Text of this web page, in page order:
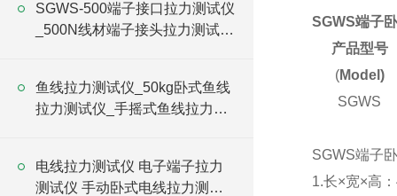
SGWS-500端子接口拉力测试仪
_500N线材端子接头拉力测试仪
鱼线拉力测试仪_50kg卧式鱼线
拉力测试仪_手摇式鱼线拉力试
电线拉力测试仪 电子端子拉力
测试仪 手动卧式电线拉力测试
SGWS端子
产品型号
(Model)
SGWS
SGWS端子
1.长×宽×高